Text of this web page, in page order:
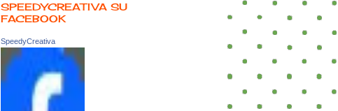
SPEEDYCREATIVA SU
FACEBOOK
SpeedyCreativa